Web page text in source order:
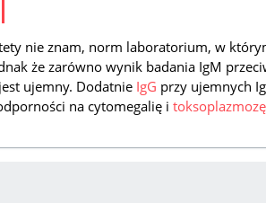
nie znam, norm laboratorium, w
że zarówno wynik badania IgM
jest ujemny. Dodatnie IgG przy ujemnych
na cytomegalię i toksoplazmozę